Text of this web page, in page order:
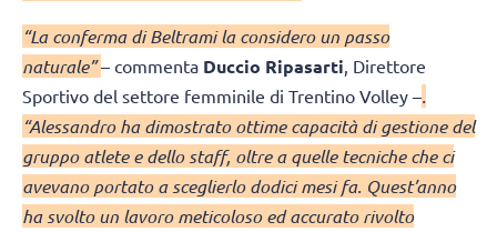
“La conferma di Beltrami la considero un passo
naturale”– commenta Duccio Ripasarti , Direttore
Sportivo del settore femminile di Trentino Volley –.
“Alessandro ha dimostrato ottime capacità di gestione del
gruppo atlete e dello staff, oltre a quelle tecniche che ci
avevano portato a sceglierlo dodici mesi fa. Quest’anno
ha svolto un lavoro meticoloso ed accurato rivolto